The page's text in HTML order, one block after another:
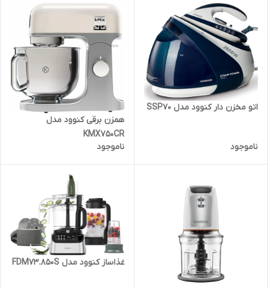
اتو مخزن دار کنوود مدل SSP70
ناموجود
همزن برقی کنوود مدل
KMX750CR
ناموجود
غذاساز کنوود مدل FDM73.850S